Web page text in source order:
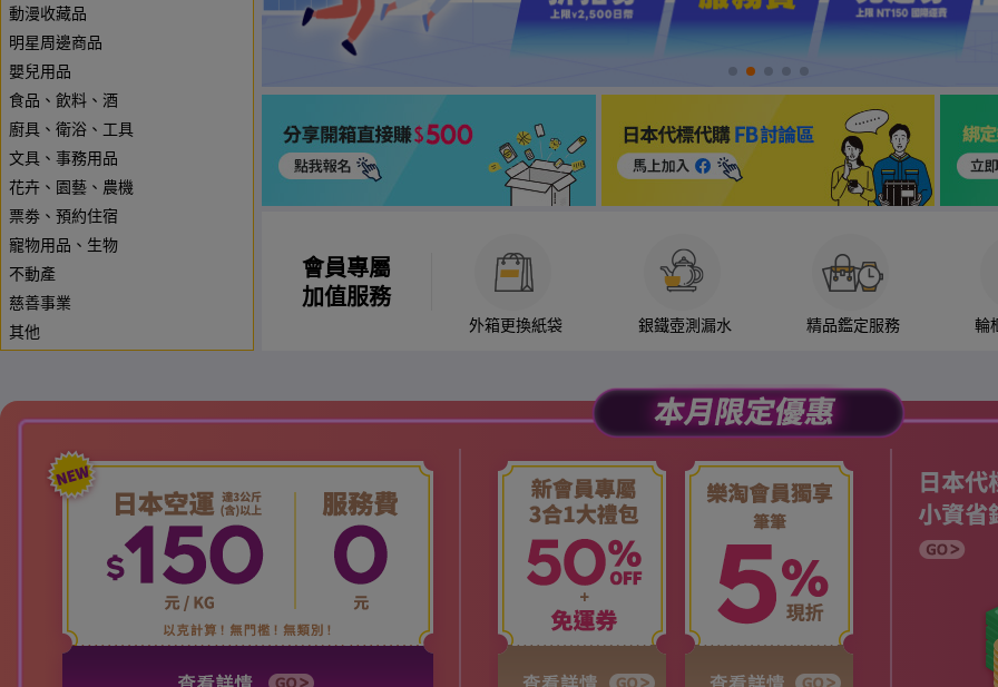
動漫收藏品
明星周邊商品
嬰兒用品
食品、飲料、酒
廚具、衛浴、工具
文具、事務用品
花卉、園藝、農機
票劵、預約住宿
寵物用品、生物
不動產
慈善事業
其他
會員專屬
加值服務
外箱更換紙袋 銀鐵壺測漏水 精品鑑定服務 輪